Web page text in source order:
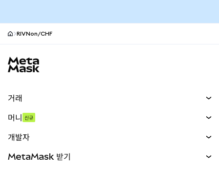
RIVNon/CHF
거래
무기한 선물
실물자산
머니 신규
개발자
MetaMask 받기